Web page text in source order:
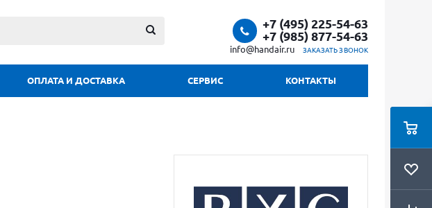
+7 (495) 225-54-63
+7 (985) 877-54-63
info@handair.ru ЗАКАЗАТЬ ЗВОНОК
ОПЛАТА И ДОСТАВКА СЕРВИС КОНТАКТЫ